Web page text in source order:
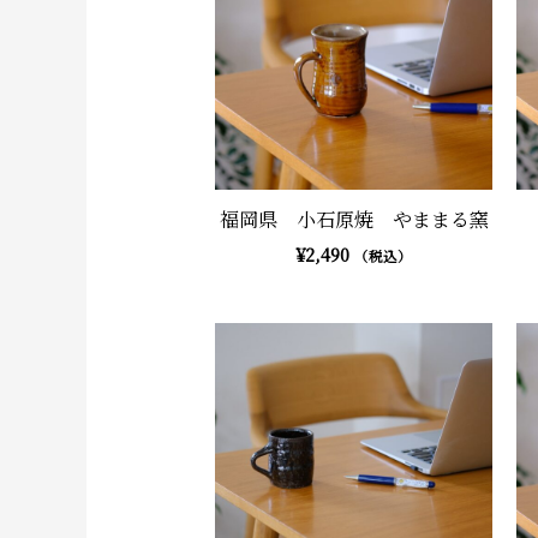
福岡県 小石原焼 やままる窯
¥2,490 （税込）